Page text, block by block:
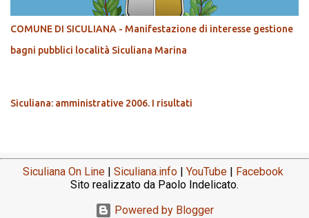
COMUNE DI SICULIANA - Manifestazione di interesse gestione
bagni pubblici località Siculiana Marina
Siculiana: amministrative 2006. I risultati
Siculiana On Line | Siculiana.info | YouTube | Facebook
Sito realizzato da Paolo Indelicato.
Powered by Blogger